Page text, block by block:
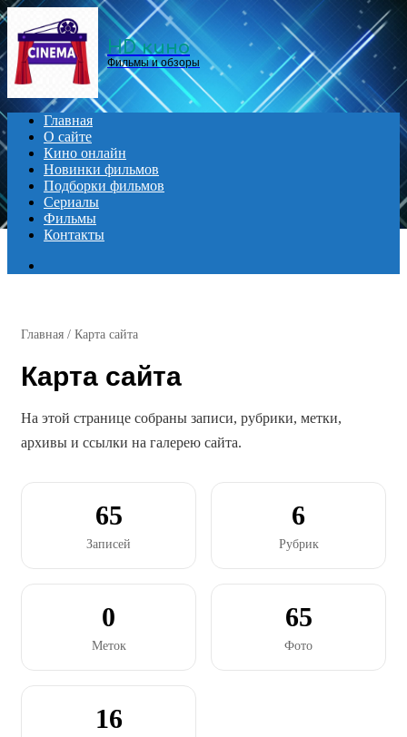
Menu
HD кино
Фильмы и обзоры
Главная
О сайте
Кино онлайн
Новинки фильмов
Подборки фильмов
Сериалы
Фильмы
Контакты
Главная / Карта сайта
Карта сайта
На этой странице собраны записи, рубрики, метки,
архивы и ссылки на галерею сайта.
65
Записей
6
Рубрик
0
Меток
65
Фото
16